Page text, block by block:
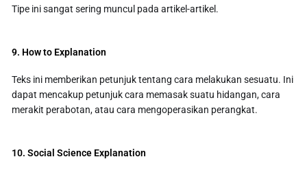
Tipe ini sangat sering muncul pada artikel-artikel.
9. How to Explanation
Teks ini memberikan petunjuk tentang cara melakukan sesuatu. Ini
dapat mencakup petunjuk cara memasak suatu hidangan, cara
merakit perabotan, atau cara mengoperasikan perangkat.
10. Social Science Explanation